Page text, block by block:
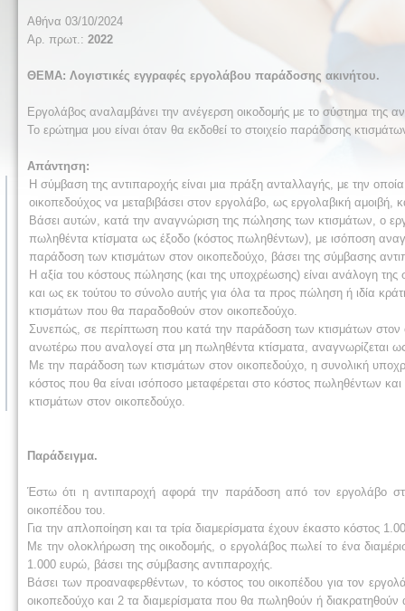
Αθήνα 03/10/2024
Αρ. πρωτ.: 2022
ΘΕΜΑ: Λογιστικές εγγραφές εργολάβου παράδοσης ακινήτου.
Εργολάβος αναλαμβάνει την ανέγερση οικοδομής με το σύστημα της
Το ερώτημα μου είναι όταν θα εκδοθεί το στοιχείο παράδοσης
Απάντηση:
Η σύμβαση της αντιπαροχής είναι μια πράξη ανταλλαγής, με την
οικοπεδούχος να μεταβιβάσει στον εργολάβο, ως εργολαβική αμοιβή,
Βάσει αυτών, κατά την αναγνώριση της πώλησης των κτισμάτων, ο
πωληθέντα κτίσματα ως έξοδο (κόστος πωληθέντων), με ισόποση
παράδοση των κτισμάτων στον οικοπεδούχο, βάσει της σύμβασης
Η αξία του κόστους πώλησης (και της υποχρέωσης) είναι ανάλογη
και ως εκ τούτου το σύνολο αυτής για όλα τα προς πώληση ή ιδία
κτισμάτων που θα παραδοθούν στον οικοπεδούχο.
Συνεπώς, σε περίπτωση που κατά την παράδοση των κτισμάτων στον
ανωτέρω που αναλογεί στα μη πωληθέντα κτίσματα, αναγνωρίζεται
Με την παράδοση των κτισμάτων στον οικοπεδούχο, η συνολική
κόστος που θα είναι ισόποσο μεταφέρεται στο κόστος πωληθέντων
κτισμάτων στον οικοπεδούχο.
Παράδειγμα.
Έστω ότι η αντιπαροχή αφορά την παράδοση από τον εργολάβο
οικοπέδου του.
Για την απλοποίηση και τα τρία διαμερίσματα έχουν έκαστο κόστος
Με την ολοκλήρωση της οικοδομής, ο εργολάβος πωλεί το ένα
1.000 ευρώ, βάσει της σύμβασης αντιπαροχής.
Βάσει των προαναφερθέντων, το κόστος του οικοπέδου για τον
οικοπεδούχο και 2 τα διαμερίσματα που θα πωληθούν ή